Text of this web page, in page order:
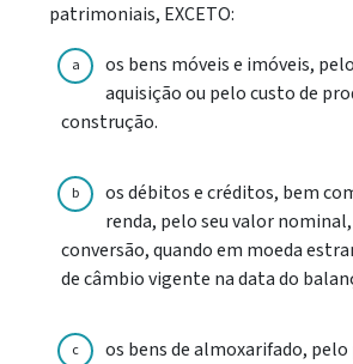
patrimoniais, EXCETO:
a
os bens móveis e imóveis,
aquisição ou pelo custo de
construção.
b
os débitos e créditos, bem
renda, pelo seu valor
conversão, quando em moeda
de câmbio vigente na data do
c
os bens de almoxarifado,